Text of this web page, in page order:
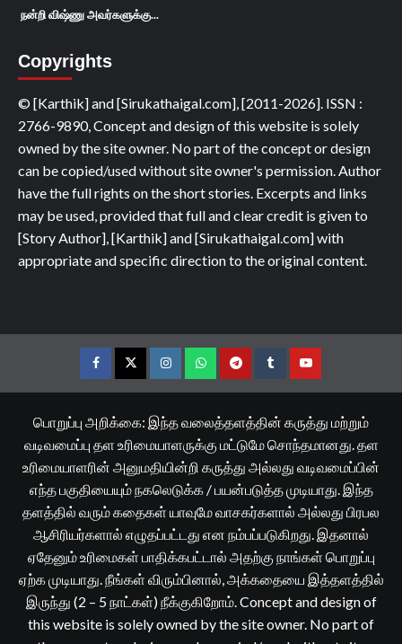
நன்றி விஷ்ணு அவர்களுக்கு...
Copyrights
© [Karthik] and [Sirukathaigal.com], [2011-2026]. ISSN :
2766-9890, Concept and design of this website is solely
owned by the site owner. No part of the concept or design
can be copied/used without site owner's permission. Author
have the full rights on the short stories. Excerpts and links
may be used, provided that full and clear credit is given to
[Story Author], [Karthik] and [Sirukathaigal.com] with
appropriate and specific direction to the original content.
FacebookTwitterInstagramWhatsappTelegramTumblrYouTube
பொறுப்பு அறிக்கை: இந்த வலைத்தளத்தின் கருத்து மற்றும்
வடிவமைப்பு தள உரிமையாளருக்கு மட்டுமே சொந்தமானது. தள
உரிமையாளரின் அனுமதியின்றி கருத்து அல்லது வடிவமைப்பின்
எந்த பகுதியையும் நகலெடுக்க / பயன்படுத்த முடியாது. இந்த
தளத்தில் வரும் கதைகள் யாவுமே வாசகர்களால் அல்லது பிரபல
ஆசிரியர்களால் எழுதப்பட்டது என நம்பப்படுகிறது. இதனால்
ஏதேனும் உரிமைகள் பாதிக்கபட்டால் அதற்கு நாங்கள் பொறுப்பு
ஏற்க முடியாது. நீங்கள் விரும்பினால், அக்கதையை இத்தளத்தில்
இருந்து (2 – 5 நாட்கள்) நீக்குகிறோம். Concept and design of
this website is solely owned by the site owner. No part of